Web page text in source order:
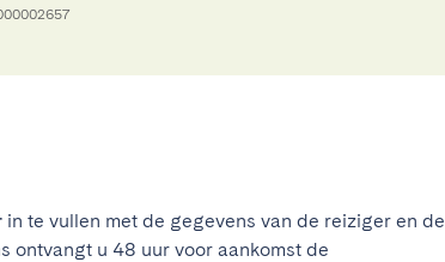
in te vullen met de gegevens van de reiziger en de
ontvangt u 48 uur voor aankomst de